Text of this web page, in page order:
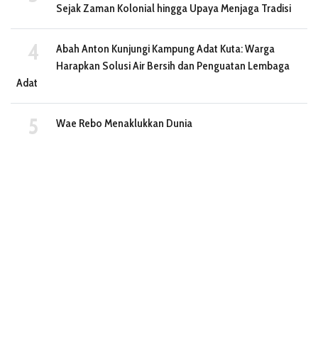
Sejak Zaman Kolonial hingga Upaya Menjaga Tradisi
Abah Anton Kunjungi Kampung Adat Kuta: Warga
Harapkan Solusi Air Bersih dan Penguatan Lembaga
Adat
Wae Rebo Menaklukkan Dunia